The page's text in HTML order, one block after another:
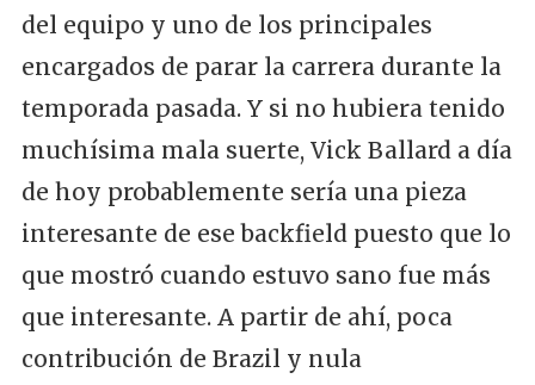
del equipo y uno de los principales
encargados de parar la carrera durante la
temporada pasada. Y si no hubiera tenido
muchísima mala suerte, Vick Ballard a día
de hoy probablemente sería una pieza
interesante de ese backfield puesto que lo
que mostró cuando estuvo sano fue más
que interesante. A partir de ahí, poca
contribución de Brazil y nula